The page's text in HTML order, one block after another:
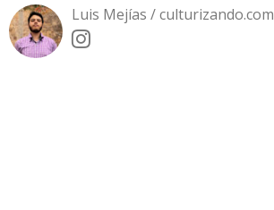
Luis Mejías / culturizando.com